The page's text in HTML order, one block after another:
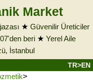
Market
★ Güvenilir Üreticiler
beri★ Yerel Aile
İstanbul
TR>EN
>